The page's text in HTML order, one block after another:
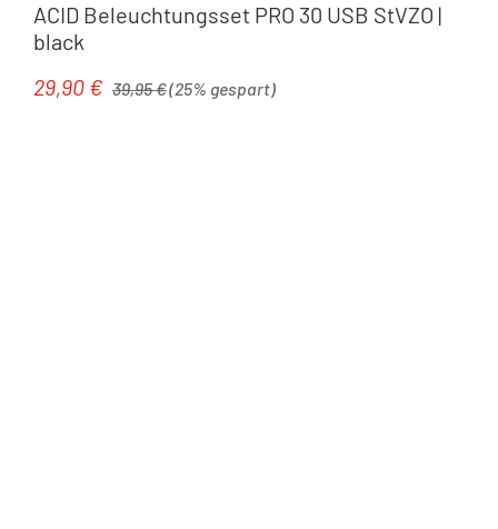
ACID Beleuchtungsset PRO 30 USB StVZO |
black
Verkaufspreis:
29,90 € Regulärer Preis:
39,95 €(25% gespart)